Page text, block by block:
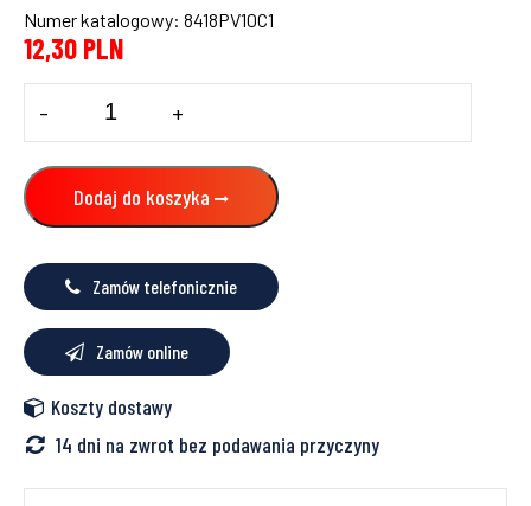
Numer katalogowy: 8418PV10C1
12,30 PLN
Przyłącze
gumowe
WC
mimośrodowe
ITAL-
- +
Dodaj do koszyka
Zamów telefonicznie
Zamów online
Koszty dostawy
14 dni na zwrot bez podawania przyczyny